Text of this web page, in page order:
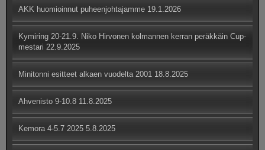
AKK huomioinnut puheenjohtajamme 19.1.2026
Kymiring 20-21.9. Niko Hirvonen kolmannen kerran peräkkäin Cup-
mestari 22.9.2025
Minitonni esitteet alkaen vuodelta 2001 18.8.2025
Ahvenisto 9-10.8 11.8.2025
Kemora 4-5.7 2025 5.8.2025